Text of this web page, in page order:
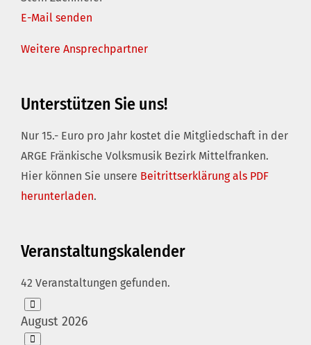
E-Mail senden
Weitere Ansprechpartner
Unterstützen Sie uns!
Nur 15.- Euro pro Jahr kostet die Mitgliedschaft in der
ARGE Fränkische Volksmusik Bezirk Mittelfranken.
Hier können Sie unsere Beitrittserklärung als PDF
herunterladen.
Veranstaltungskalender
42 Veranstaltungen gefunden.
Veranstaltungen
August 2026